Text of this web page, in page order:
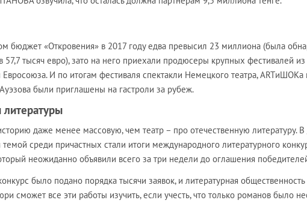
бюджет «Откровения» в 2017 году едва превысил 23 миллиона (была
57,7 тысяч евро), зато на него приехали продюсеры крупных фестивалей
Евросоюза. И по итогам фестиваля спектакли Немецкого театра, ARTиШОКа
были приглашены на гастроли за рубеж.
литературы
даже менее массовую, чем театр – про отечественную литературу. В
среди причастных стали итоги международного литературного
неожиданно объявили всего за три недели до оглашения
было подано порядка тысячи заявок, и литературная общественность
сможет все эти работы изучить, если учесть, что только романов было